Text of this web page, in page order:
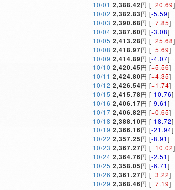
10/01 2,388.42円 [+20.69]
10/02 2,382.83円 [-5.59]
10/03 2,390.68円 [+7.85]
10/04 2,387.60円 [-3.08]
10/05 2,413.28円 [+25.68]
10/08 2,418.97円 [+5.69]
10/09 2,414.89円 [-4.07]
10/10 2,420.45円 [+5.56]
10/11 2,424.80円 [+4.35]
10/12 2,426.54円 [+1.74]
10/15 2,415.78円 [-10.76]
10/16 2,406.17円 [-9.61]
10/17 2,406.82円 [+0.65]
10/18 2,388.10円 [-18.72]
10/19 2,366.16円 [-21.94]
10/22 2,357.25円 [-8.91]
10/23 2,367.27円 [+10.02]
10/24 2,364.76円 [-2.51]
10/25 2,358.05円 [-6.71]
10/26 2,361.27円 [+3.22]
10/29 2,368.46円 [+7.19]